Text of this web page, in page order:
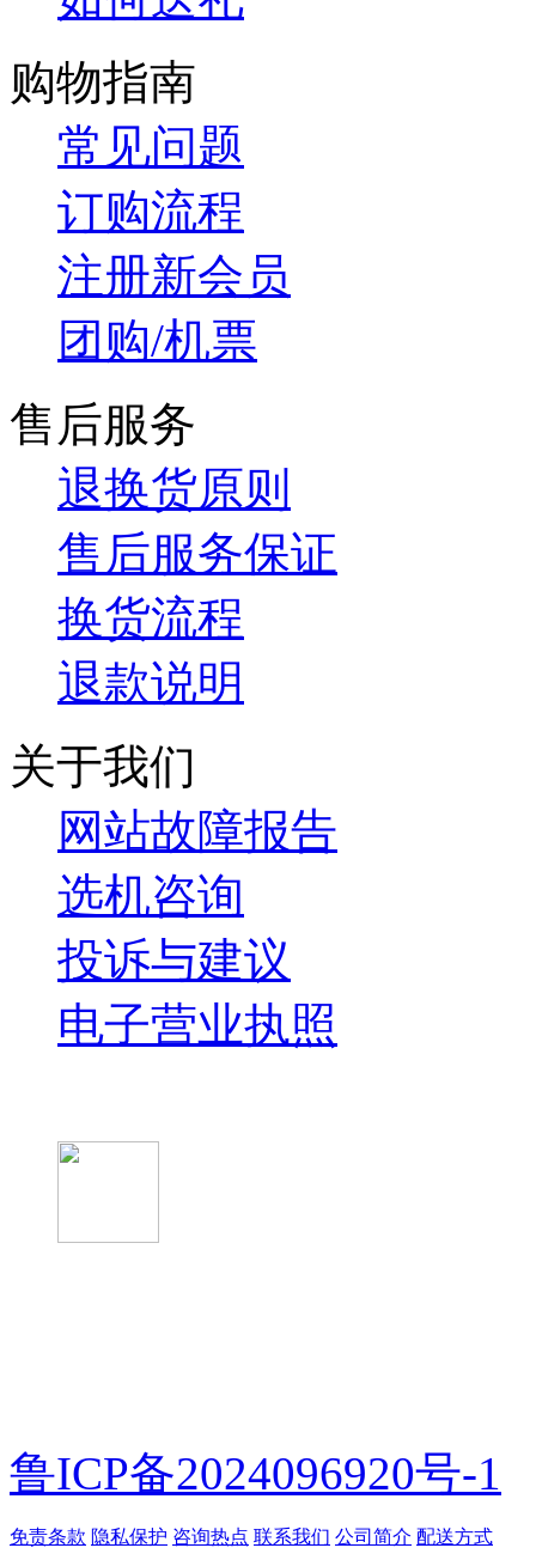
购物指南
常见问题
订购流程
注册新会员
团购/机票
售后服务
退换货原则
售后服务保证
换货流程
退款说明
关于我们
网站故障报告
选机咨询
投诉与建议
电子营业执照
鲁ICP备2024096920号-1
免责条款 隐私保护 咨询热点 联系我们 公司简介 配送方式